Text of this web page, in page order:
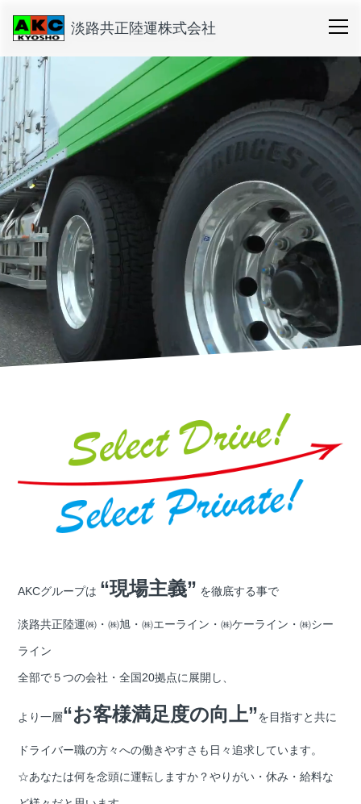
淡路共正陸運株式会社
AKCグループは “現場主義” を徹底する事で
淡路共正陸運㈱・㈱旭・㈱エーライン・㈱ケーライン・㈱シー
ライン
全部で５つの会社・全国20拠点に展開し、
より一層“お客様満足度の向上”を目指すと共に
ドライバー職の方々への働きやすさも日々追求しています。
☆あなたは何を念頭に運転しますか？やりがい・休み・給料な